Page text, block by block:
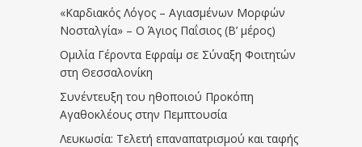
«Καρδιακός Λόγος – Αγιασμένων Μορφών
Νοσταλγία» – Ο Άγιος Παΐσιος (Β’ μέρος)
Ομιλία Γέροντα Εφραίμ σε Σύναξη Φοιτητών
στη Θεσσαλονίκη
Συνέντευξη του ηθοποιού Προκόπη
Αγαθοκλέους στην Πεμπτουσία
Λευκωσία: Τελετή επαναπατρισμού και ταφής